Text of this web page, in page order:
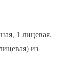
1 лицевая,
из